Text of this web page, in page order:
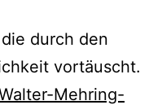
durch den
vortäuscht.
Mehring-